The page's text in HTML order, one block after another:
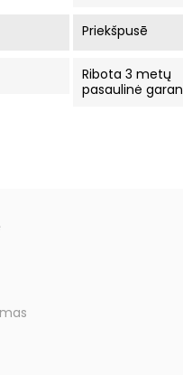
Priekšpusē
Ribota 3 metų
pasaulinė